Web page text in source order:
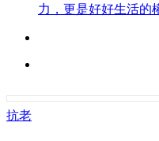
力，更是好好生活的
抗老